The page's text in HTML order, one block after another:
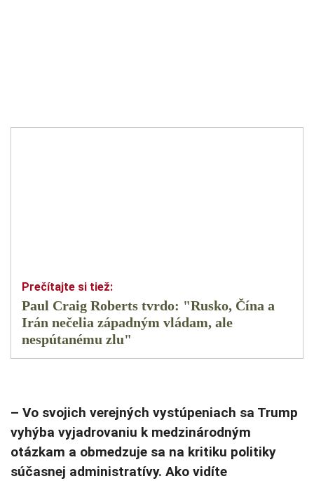
Paul Craig Roberts tvrdo: "Rusko, Čína a
Irán nečelia západným vládam, ale
nespútanému zlu"
– Vo svojich verejných vystúpeniach sa Trump
vyhýba vyjadrovaniu k medzinárodným
otázkam a obmedzuje sa na kritiku politiky
súčasnej administratívy. Ako vidíte